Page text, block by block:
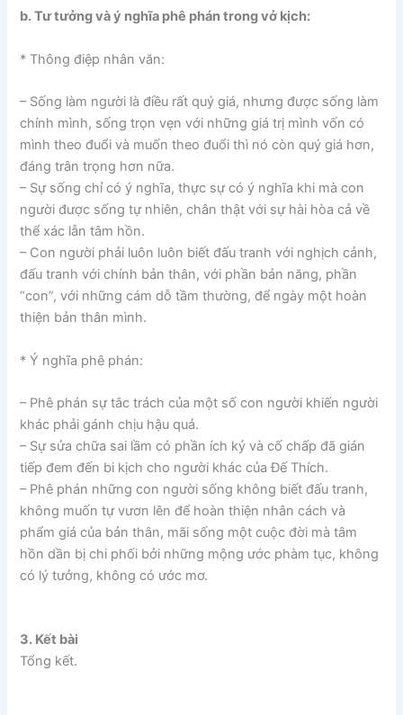
b. Tư tưởng và ý nghĩa phê phán trong vở kịch:
* Thông điệp nhân văn:
– Sống làm người là điều rất quý giá, nhưng được sống làm
chính mình, sống trọn vẹn với những giá trị mình vốn có
mình theo đuổi và muốn theo đuổi thì nó còn quý giá hơn,
đáng trân trọng hơn nữa.
– Sự sống chỉ có ý nghĩa, thực sự có ý nghĩa khi mà con
người được sống tự nhiên, chân thật với sự hài hòa cả về
thể xác lẫn tâm hồn.
– Con người phải luôn luôn biết đấu tranh với nghịch cảnh,
đấu tranh với chính bản thân, với phần bản năng, phần
“con”, với những cám dỗ tầm thường, để ngày một hoàn
thiện bản thân mình.
* Ý nghĩa phê phán:
– Phê phán sự tắc trách của một số con người khiến người
khác phải gánh chịu hậu quả.
– Sự sửa chữa sai lầm có phần ích kỷ và cố chấp đã gián
tiếp đem đến bi kịch cho người khác của Đế Thích.
– Phê phán những con người sống không biết đấu tranh,
không muốn tự vươn lên để hoàn thiện nhân cách và
phẩm giá của bản thân, mãi sống một cuộc đời mà tâm
hồn dần bị chi phối bởi những mộng ước phàm tục, không
có lý tưởng, không có ước mơ.
3. Kết bài
Tổng kết.